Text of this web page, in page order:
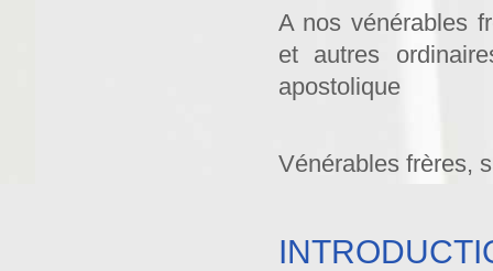
A nos vénérables
et autres
apostolique
Vénérables frères,